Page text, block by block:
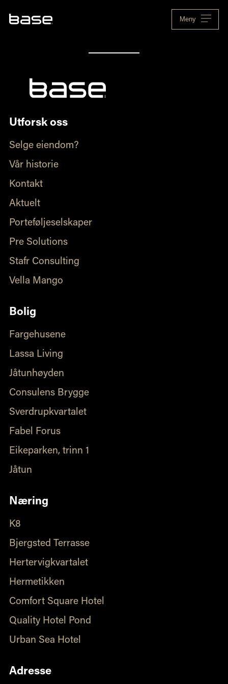
Meny
Utforsk oss
Selge eiendom?
Vår historie
Kontakt
Aktuelt
Porteføljeselskaper
Pre Solutions
Stafr Consulting
Vella Mango
Bolig
Fargehusene
Lassa Living
Jåtunhøyden
Consulens Brygge
Sverdrupkvartalet
Fabel Forus
Eikeparken, trinn 1
Jåtun
Næring
K8
Bjergsted Terrasse
Hertervigkvartalet
Hermetikken
Comfort Square Hotel
Quality Hotel Pond
Urban Sea Hotel
Adresse